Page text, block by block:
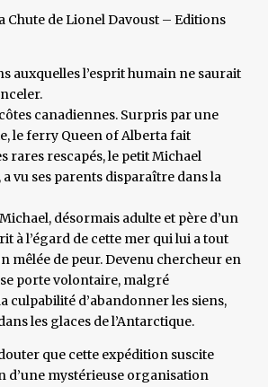
Chute de Lionel Davoust – Editions
auxquelles l’esprit humain ne saurait
canadiennes. Surpris par une
le ferry Queen of Alberta fait
rares rescapés, le petit Michael
a vu ses parents disparaître dans la
désormais adulte et père d’un
à l’égard de cette mer qui lui a tout
mêlée de peur. Devenu chercheur en
porte volontaire, malgré
culpabilité d’abandonner les siens,
les glaces de l’Antarctique.
que cette expédition suscite
d’une mystérieuse organisation